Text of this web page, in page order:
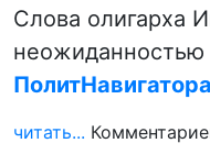
Слова олигарха
неожиданностью
ПолитНавигатора
читать...